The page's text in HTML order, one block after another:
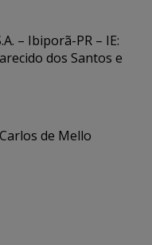
– Ibiporã-PR – IE:
dos Santos e
de Mello